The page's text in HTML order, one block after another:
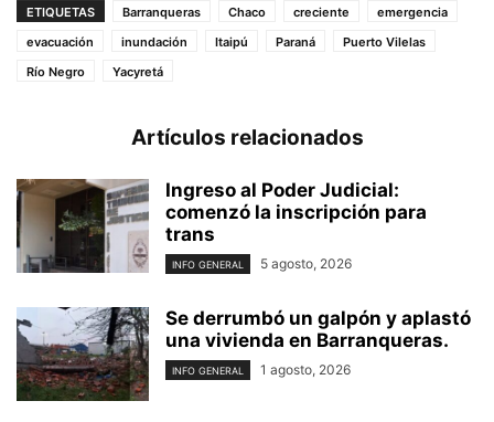
ETIQUETAS Barranqueras Chaco creciente
emergencia
evacuación
inundación Itaipú Paraná
Puerto Vilelas
Río Negro
Yacyretá
Artículos relacionados
Ingreso al Poder Judicial:
comenzó la inscripción para
trans
INFO GENERAL 5 agosto, 2026
Se derrumbó un galpón y aplastó
una vivienda en Barranqueras.
INFO GENERAL 1 agosto, 2026